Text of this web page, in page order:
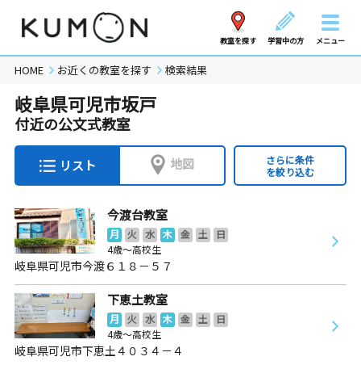
教室を探す 学習中の方 メニュー
HOME お近くの教室を探す 検索結果
岐阜県可児市坂戸
付近の公文式教室
リスト 地図
さらに条件
を絞り込む
今渡台教室
月 火 水 木 金 土
日
4歳～高校生
岐阜県可児市今渡６１８－５７
下恵土教室
月 火 水 木 金 土
日
4歳～高校生
岐阜県可児市下恵土４０３４－４